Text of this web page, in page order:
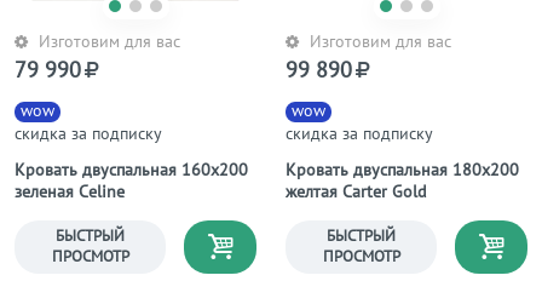
Изготовим для вас
Кровать двуспальная 160х200
зеленая Celine
wow
скидка за подписку
79 990
БЫСТРЫЙ
ПРОСМОТР
Изготовим для вас
Кровать двуспальная 180х200
желтая Carter Gold
wow
скидка за подписку
99 890
БЫСТРЫЙ
ПРОСМОТР